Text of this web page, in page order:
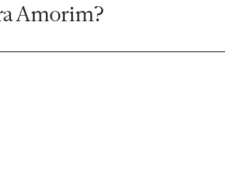
Amorim?